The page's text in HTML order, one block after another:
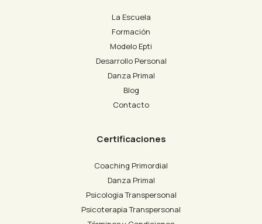
La Escuela
Formación
Modelo Epti
Desarrollo Personal
Danza Primal
Blog
Contacto
Certificaciones
Coaching Primordial
Danza Primal
Psicologia Transpersonal
Psicoterapia Transpersonal